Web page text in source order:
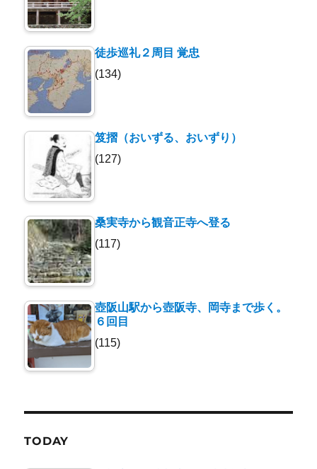
徒歩巡礼２周目 覚忠
(134)
笈摺（おいずる、おいずり）
(127)
桑実寺から観音正寺へ登る
(117)
壺阪山駅から壺阪寺、岡寺まで歩く。
６回目
(115)
TODAY